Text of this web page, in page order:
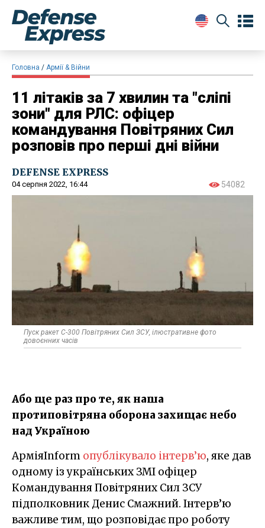
Головна Армії & Війни
11 літаків за 7 хвилин та "сліпі
зони" для РЛС: офіцер
командування Повітряних Сил
розповів про перші дні війни
DEFENSE EXPRESS
04 серпня 2022, 16:44 54082
Пуск ракет С-300 Повітряних Сил ЗСУ, ілюстративне фото
довоєнних часів
Або ще раз про те, як наша
протиповітряна оборона захищає небо
над Україною
АрміяInform опублікувало інтерв’ю, яке дав
одному із українських ЗМІ офіцер
Командування Повітряних Сил ЗСУ
підполковник Денис Смажний. Інтерв’ю
важливе тим, що розповідає про роботу